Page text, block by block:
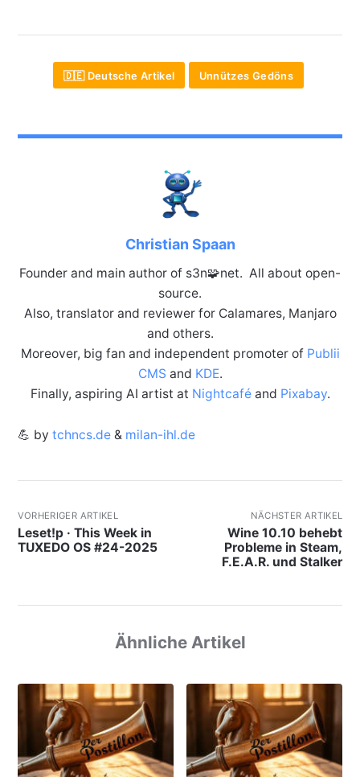
🇩🇪 Deutsche Artikel Unnützes Gedöns
Christian Spaan
Founder and main author of s3n🧩net. All about open-
source.
Also, translator and reviewer for Calamares, Manjaro
and others.
Moreover, big fan and independent promoter of Publii
CMS and KDE.
Finally, aspiring AI artist at Nightcaféand Pixabay.
💪 by tchncs.de& milan-ihl.de
VORHERIGER ARTIKEL
Leset!p · This Week in
TUXEDO OS #24-2025
NÄCHSTER ARTIKEL
Wine 10.10 behebt
Probleme in Steam,
F.E.A.R. und Stalker
Ähnliche Artikel